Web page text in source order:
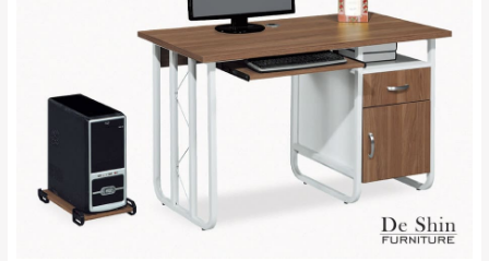
＊A108產品另收運費
雙溪、貢寮、烏
來、平溪、九份、
石門、林口 下福
里、新店山區、三
峽山區、石碇、坪
林、福隆、淡水山
區、北投湖山路、
深坑山區
苗栗至基隆；其它地區暫不開放，如因特殊
地型限制(山區、鄉、鎮、村)、樓梯太小、無
法搬運上樓等因素，導致無法配送，
保有出貨的權利。
保護物流人員的工作安全，賣家無提供吊掛
服務，若需以吊車或其他的吊掛方式吊運，